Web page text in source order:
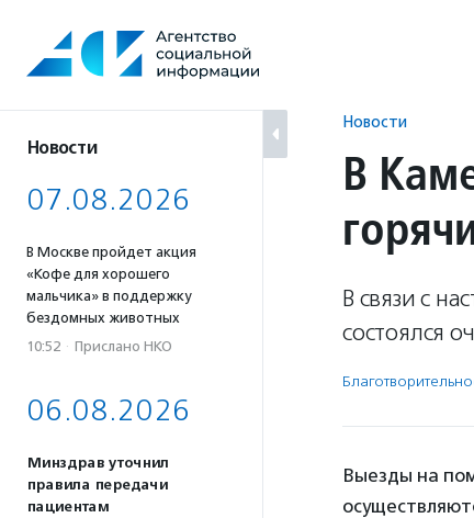
содержанию
Новости
07.08.2026
В Москве пройдет акция
«Кофе для хорошего
мальчика» в поддержку
бездомных животных
10:52 · Прислано НКО
06.08.2026
Минздрав уточнил
правила передачи
пациентам
Новости
В
В связи с
состоялся
Выезды на